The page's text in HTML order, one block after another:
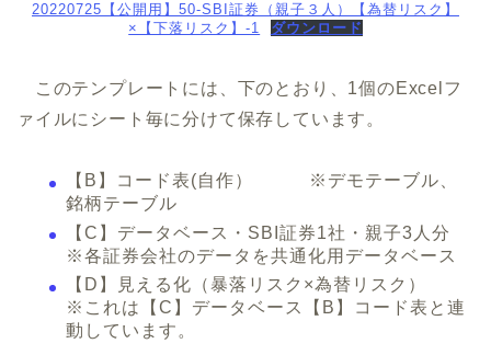
20220725【公開用】50-SBI証券（親子３人）【為替リスク】
×【下落リスク】-1
ダウンロード
このテンプレートには、下のとおり、1個のExcelフ
ァイルにシート毎に分けて保存しています。
【B】コード表(自作） ※デモテーブル、
銘柄テーブル
【C】データベース・SBI証券1社・親子3人分
※各証券会社のデータを共通化用データベース
【D】見える化（暴落リスク×為替リスク）
※これは【C】データベース【B】コード表と連
動しています。